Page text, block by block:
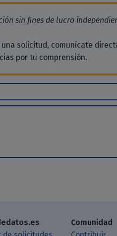
sin fines de lucro
solicitud, comunícate
por tu comprensión.
Comunidad